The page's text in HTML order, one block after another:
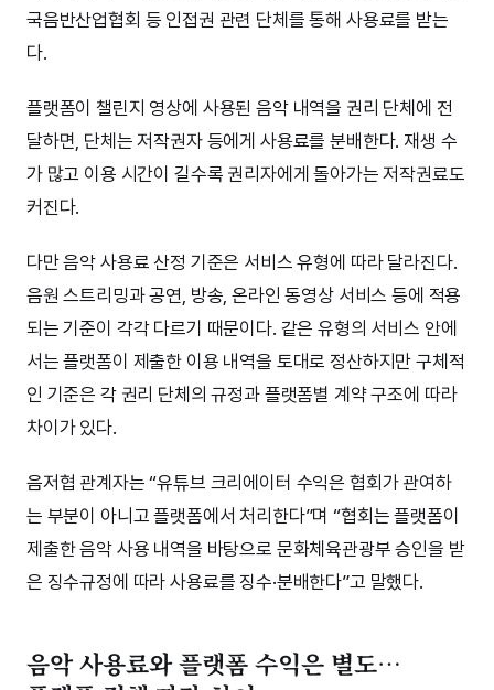
국음반산업협회 등 인접권 관련 단체를 통해 사용료를 받는
다.
플랫폼이 챌린지 영상에 사용된 음악 내역을 권리 단체에 전
달하면, 단체는 저작권자 등에게 사용료를 분배한다. 재생 수
가 많고 이용 시간이 길수록 권리자에게 돌아가는 저작권료도
커진다.
다만 음악 사용료 산정 기준은 서비스 유형에 따라 달라진다.
음원 스트리밍과 공연, 방송, 온라인 동영상 서비스 등에 적용
되는 기준이 각각 다르기 때문이다. 같은 유형의 서비스 안에
서는 플랫폼이 제출한 이용 내역을 토대로 정산하지만 구체적
인 기준은 각 권리 단체의 규정과 플랫폼별 계약 구조에 따라
차이가 있다.
음저협 관계자는 “유튜브 크리에이터 수익은 협회가 관여하
는 부분이 아니고 플랫폼에서 처리한다”며 “협회는 플랫폼이
제출한 음악 사용 내역을 바탕으로 문화체육관광부 승인을 받
은 징수규정에 따라 사용료를 징수·분배한다”고 말했다.
음악 사용료와 플랫폼 수익은 별도…